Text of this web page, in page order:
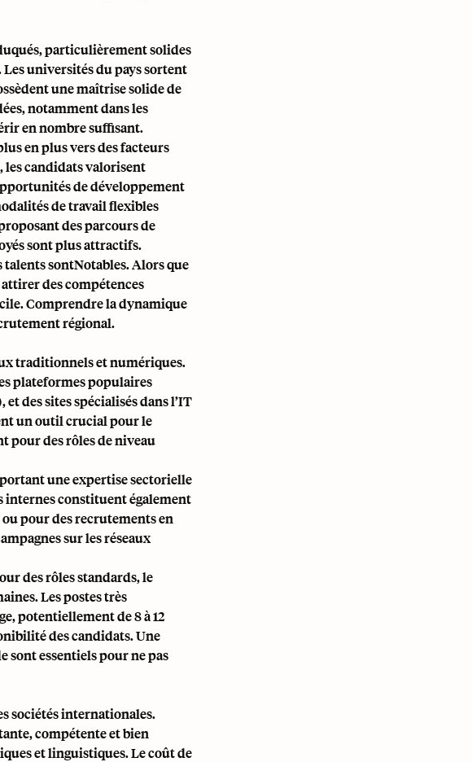
particulièrement solides
Les universités du pays sortent
une maîtrise solide de
notamment dans les
en nombre suffisant.
en plus vers des facteurs
les candidats valorisent
de développement
de travail flexibles
des parcours de
sont plus attractifs.
sontNotables. Alors que
des compétences
Comprendre la dynamique
régional.
traditionnels et numériques.
plateformes populaires
des sites spécialisés dans l’IT
un outil crucial pour le
pour des rôles de niveau
une expertise sectorielle
internes constituent également
ou pour des recrutements en
sur les réseaux
des rôles standards, le
Les postes très
potentiellement de 8 à 12
des candidats. Une
sont essentiels pour ne pas
sociétés internationales.
compétente et bien
et linguistiques. Le coût de